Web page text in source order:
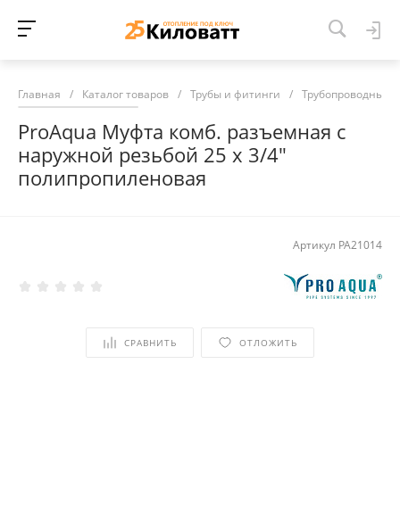
Главная / Каталог товаров / Трубы и фитинги / Трубопроводные
ProAqua Муфта комб. разъемная с
наружной резьбой 25 х 3/4"
полипропиленовая
Артикул PA21014
СРАВНИТЬ ОТЛОЖИТЬ